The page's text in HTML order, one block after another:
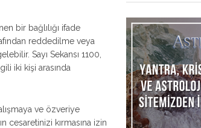
bir bağlılığı ifade
reddedilme veya
Sayı Sekansı 1100,
iki kişi arasında
ve özveriye
cesaretinizi kırmasına izin